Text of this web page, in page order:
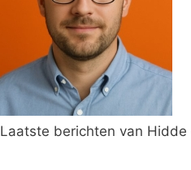
Laatste berichten van Hidde